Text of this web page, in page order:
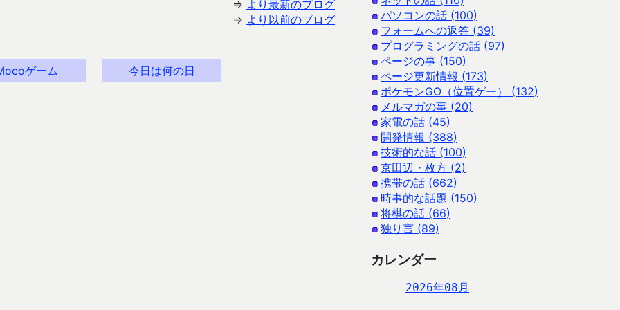
⇒ より最新のブログ
⇒ より以前のブログ
ゲーム 今日は何の日
パソコンの話 (100)
フォームへの返答 (39)
プログラミングの話 (97)
ページの事 (150)
ページ更新情報 (173)
ポケモンGO（位置ゲー） (132)
メルマガの事 (20)
家電の話 (45)
開発情報 (388)
技術的な話 (100)
京田辺・枚方 (2)
携帯の話 (662)
時事的な話題 (150)
将棋の話 (66)
独り言 (89)
カレンダー
2026年08月